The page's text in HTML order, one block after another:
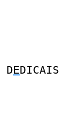
DEDICAIS